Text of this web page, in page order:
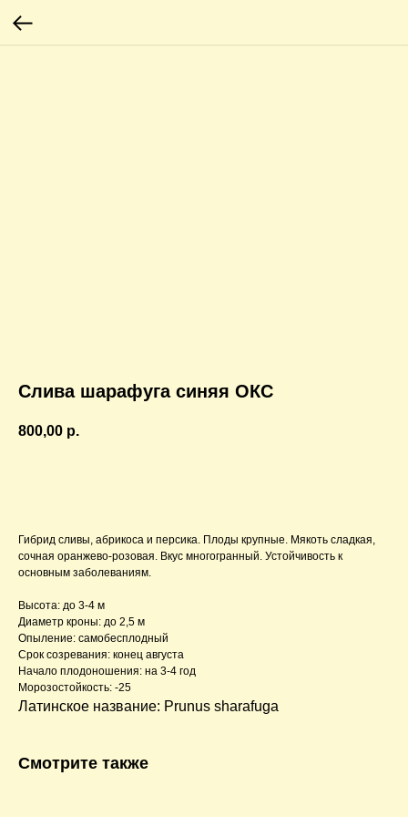
Слива шарафуга синяя ОКС
800,00 р.
Гибрид сливы, абрикоса и персика. Плоды крупные. Мякоть сладкая,
сочная оранжево-розовая. Вкус многогранный. Устойчивость к
основным заболеваниям.
Высота: до 3-4 м
Диаметр кроны: до 2,5 м
Опыление: самобесплодный
Срок созревания: конец августа
Начало плодоношения: на 3-4 год
Морозостойкость: -25
Латинское название: Prunus sharafuga
Смотрите также